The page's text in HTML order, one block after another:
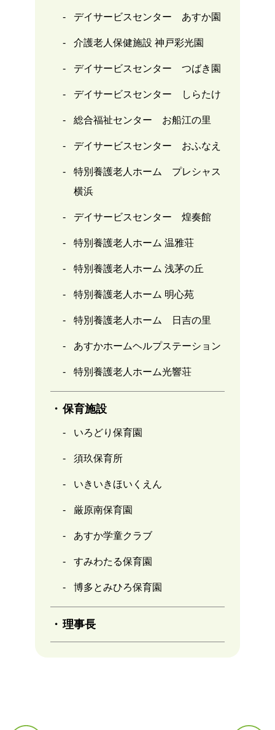
デイサービスセンター あすか園
介護老人保健施設 神戸彩光園
デイサービスセンター つばき園
デイサービスセンター しらたけ
総合福祉センター お船江の里
デイサービスセンター おふなえ
特別養護老人ホーム プレシャス
横浜
デイサービスセンター 煌奏館
特別養護老人ホーム 温雅荘
特別養護老人ホーム 浅茅の丘
特別養護老人ホーム 明心苑
特別養護老人ホーム 日吉の里
あすかホームヘルプステーション
特別養護老人ホーム光響荘
保育施設
いろどり保育園
須玖保育所
いきいきほいくえん
厳原南保育園
あすか学童クラブ
すみわたる保育園
博多とみひろ保育園
理事長